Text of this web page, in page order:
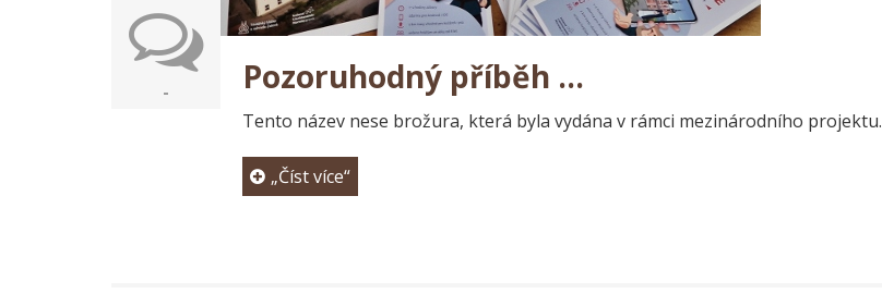
- Pozoruhodný příběh …
Tento název nese brožura, která byla vydána v rámci mezinárodního projektu.
„Číst více“